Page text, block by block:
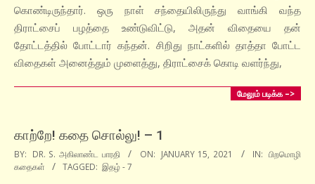
கொண்டிருந்தார். ஒரு நாள் சந்தையிலிருந்து வாங்கி வந்த
திராட்சைப் பழத்தை உண்டுவிட்டு, அதன் விதையை தன்
தோட்டத்தில் போட்டார் கந்தன். சிறிது நாட்களில் தாத்தா போட்ட
விதைகள் அனைத்தும் முளைத்து, திராட்சைக் கொடி வளர்ந்து,
மேலும் படிக்க –>
காற்றே! கதை சொல்லு! – 1
2021-
01-
BY: DR. S. அகிலாண்ட பாரதி ON: JANUARY 15, 2021 IN: பிறமொழி
கதைகள்
TAGGED: இதழ் - 7